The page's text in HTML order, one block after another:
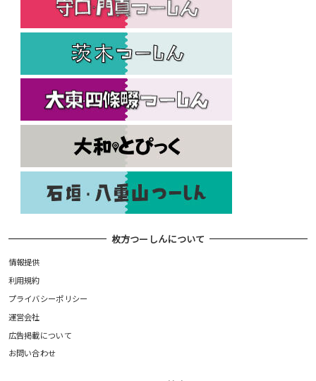
枚方つーしんについて
情報提供
利用規約
プライバシーポリシー
運営会社
広告掲載について
お問い合わせ